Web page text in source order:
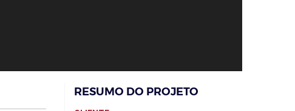
RESUMO DO PROJETO